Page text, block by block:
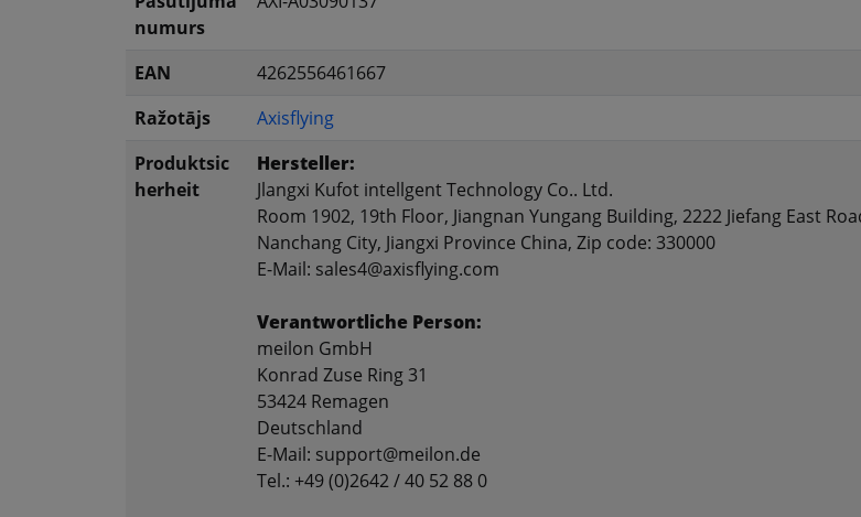
numurs
EAN
4262556461667
Ražotājs
Axisflying
Produktsic
herheit
Hersteller:
Jlangxi Kufot intellgent Technology Co.. Ltd.
Room 1902, 19th Floor, Jiangnan Yungang Building, 2222 Jiefang East
Nanchang City, Jiangxi Province China, Zip code: 330000
E-Mail: sales4@axisflying.com
Verantwortliche Person:
meilon GmbH
Konrad Zuse Ring 31
53424 Remagen
Deutschland
E-Mail: support@meilon.de
Tel.: +49 (0)2642 / 40 52 88 0